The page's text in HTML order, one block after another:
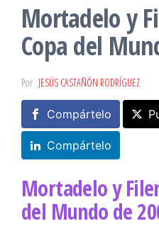
Mortadelo y
Copa del
Por JESÚS CASTAÑÓN RODRÍGUEZ
Compártelo
Compártelo
Mortadelo y
del Mundo de